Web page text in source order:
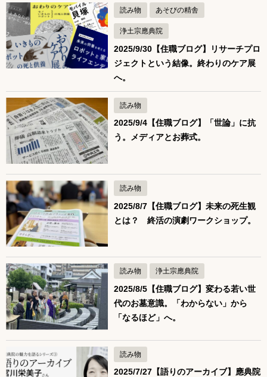
読み物 あそびの精舎
浄土宗應典院
2025/9/30【住職ブログ】リサーチプロ
ジェクトという結像。終わりのケア展
へ。
読み物
2025/9/4【住職ブログ】「世論」に抗
う。メディアとお葬式。
読み物
2025/8/7【住職ブログ】未来の死生観
とは？ 終活の演劇ワークショップ。
読み物 浄土宗應典院
2025/8/5【住職ブログ】変わる若い世
代のお墓意識。「わからない」から
「なるほど」へ。
読み物
2025/7/27【語りのアーカイブ】應典院